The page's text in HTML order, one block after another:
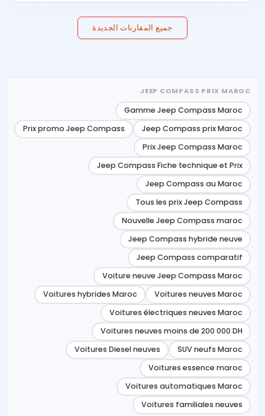
جميع المقارنات الجديدة
JEEP COMPASS PRIX MAROC
Gamme Jeep Compass Maroc
Jeep Compass prix Maroc
Prix promo Jeep Compass
Prix Jeep Compass Maroc
Jeep Compass Fiche technique et Prix
Jeep Compass au Maroc
Tous les prix Jeep Compass
Nouvelle Jeep Compass maroc
Jeep Compass hybride neuve
Jeep Compass comparatif
Voiture neuve Jeep Compass Maroc
Voitures neuves Maroc
Voitures hybrides Maroc
Voitures électriques neuves Maroc
Voitures neuves moins de 200 000 DH
SUV neufs Maroc
Voitures Diesel neuves
Voitures essence maroc
Voitures automatiques Maroc
Voitures familiales neuves